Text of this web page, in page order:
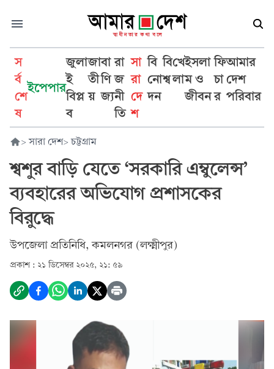
স
র্ব
শে
ষ
ইপেপার
জুলা
ই
বিপ্ল
ব
জা
তী
য়
বা
ণি
জ্য
রা
জ
নী
তি
সা
রা
দে
শ
বি
নো
দন
বি
শ্ব
খে
লা
ইসলা
ম ও
জীবন
ফি
চা
র
আমার
দেশ
পরিবার
> সারা দেশ> চট্টগ্রাম
শ্বশুর বাড়ি যেতে ‘সরকারি এম্বুলেন্স’
ব্যবহারের অভিযোগ প্রশাসকের
বিরুদ্ধে
উপজেলা প্রতিনিধি, কমলনগর (লক্ষ্মীপুর)
প্রকাশ : ২১ ডিসেম্বর ২০২৫, ২১: ৫৯